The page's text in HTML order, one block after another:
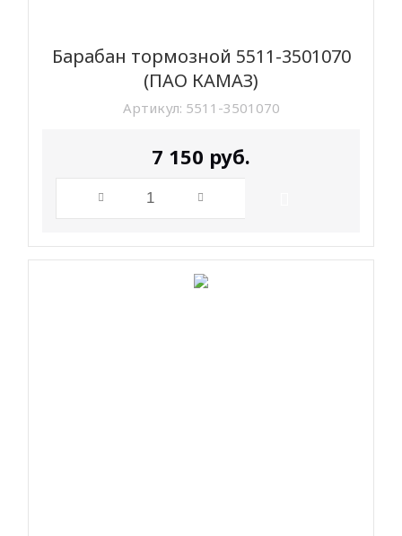
Барабан тормозной 5511-3501070
(ПАО КАМАЗ)
Артикул: 5511-3501070
7 150 руб.